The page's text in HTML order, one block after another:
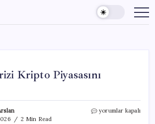
Kripto Piyasasını
2 Min Read
Hürmüz
yorumlar kapalı